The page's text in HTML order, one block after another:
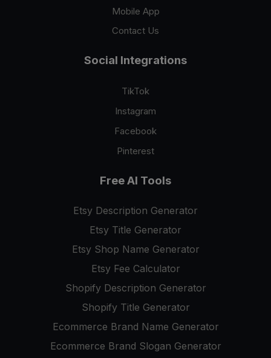
Mobile App
Contact Us
Social Integrations
TikTok
Instagram
Facebook
Pinterest
Free AI Tools
Etsy Description Generator
Etsy Title Generator
Etsy Shop Name Generator
Etsy Fee Calculator
Shopify Description Generator
Shopify Title Generator
Ecommerce Brand Name Generator
Ecommerce Brand Slogan Generator